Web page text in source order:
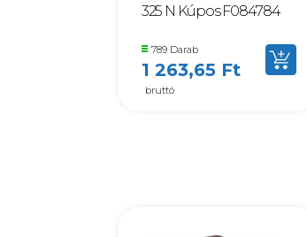
325 N Kúpos F084784
789 Darab
1 263,65 Ft
bruttó